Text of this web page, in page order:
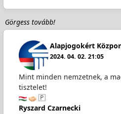
Görgess tovább!
Alapjogokért
2024. 04. 02. 21:05
Mint minden nemzetnek, a
tisztelet!
🇵
Ryszard Czarnecki